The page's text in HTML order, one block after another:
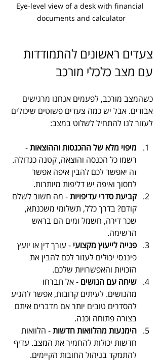
Eye-level view of a desk with financial
documents and calculator
צעדים ראשונים להתמודדות
עם מצב כלכלי מורכב
כשהמצב מורכב, לפעמים אנחנו מרגישים
אבודים. אבל יש כמה צעדים פשוטים שיכולים
לעזור לנו להתחיל לשלוט במצב:
מיפוי מלא של ההכנסות וההוצאות -
רשמו כל הכנסה והוצאה, קטנה כגדולה.
זה יאפשר לכם להבין איפה אפשר
לחסוך ואיפה יש דליפות מיותרות.
קביעת סדרי עדיפויות - מה חשוב לשלם
קודם? בדרך כלל, תשלומי משכנתא,
שכר דירה, חשמל ומים הם בראש
הרשימה.
פנייה לייעוץ מקצועי - עורך דין או יועץ
פיננסי יכולים לעזור לכם להבין את
הזכויות והאפשרויות שלכם.
שיחה עם הנושים - אל תברחו
מהנושים. לעיתים קרובות, אפשר להגיע
להסדרים טובים יותר אם מדברים איתם
בצורה פתוחה וכנה.
הימנעות מהלוואות חדשות - הלוואות
חדשות יכולות להחמיר את המצב. עדיף
להתמקד בניהול החובות הקיימים.